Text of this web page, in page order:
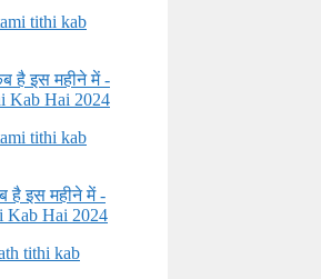
है इस महीने में -
Kab Hai 2024
है इस महीने में -
Kab Hai 2024